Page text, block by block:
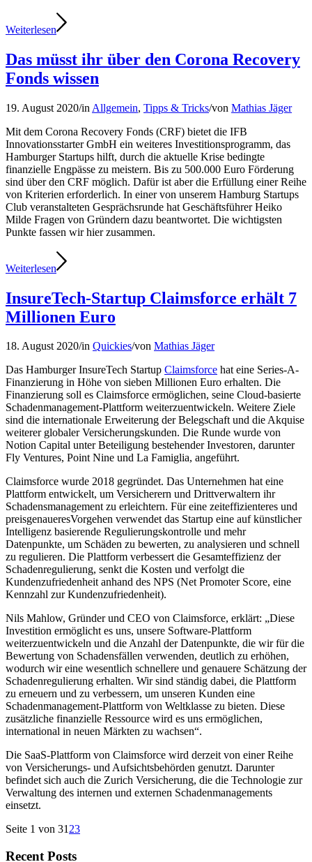
Weiterlesen
Das müsst ihr über den Corona Recovery
Fonds wissen
19. August 2020/in Allgemein, Tipps & Tricks/von Mathias Jäger
Mit dem Corona Recovery Fonds (CRF) bietet die IFB
Innovationsstarter GmbH ein weiteres Investitionsprogramm, das
Hamburger Startups hilft, durch die aktuelle Krise bedingte
finanzielle Engpässe zu meistern. Bis zu 500.000 Euro Förderung
sind über den CRF möglich. Dafür ist aber die Erfüllung einer Reihe
von Kriterien erforderlich. In einer von unserem Hamburg Startups
Club veranstalteten Gesprächsrunde hat Geschäftsführer Heiko
Milde Fragen von Gründern dazu beantwortet. Die wichtigsten
Punkte fassen wir hier zusammen.
Weiterlesen
InsureTech-Startup Claimsforce erhält 7
Millionen Euro
18. August 2020/in Quickies/von Mathias Jäger
Das Hamburger InsureTech Startup Claimsforce hat eine Series-A-
Finanzierung in Höhe von sieben Millionen Euro erhalten. Die
Finanzierung soll es Claimsforce ermöglichen, seine Cloud-basierte
Schadenmanagement-Plattform weiterzuentwickeln. Weitere Ziele
sind die internationale Erweiterung der Belegschaft und die Akquise
weiterer globaler Versicherungskunden. Die Runde wurde von
Notion Capital unter Beteiligung bestehender Investoren, darunter
Fly Ventures, Point Nine und La Famiglia, angeführt.
Claimsforce wurde 2018 gegründet. Das Unternehmen hat eine
Plattform entwickelt, um Versicherern und Drittverwaltern ihr
Schadensmanagement zu erleichtern. Für eine zeiteffizienteres und
preisgenaueresVorgehen verwendet das Startup eine auf künstlicher
Intelligenz basierende Regulierungskontrolle und mehr
Datenpunkte, um Schäden zu bewerten, zu analysieren und schnell
zu regulieren. Die Plattform verbessert die Gesamteffizienz der
Schadenregulierung, senkt die Kosten und verfolgt die
Kundenzufriedenheit anhand des NPS (Net Promoter Score, eine
Kennzahl zur Kundenzufriedenheit).
Nils Mahlow, Gründer und CEO von Claimsforce, erklärt: „Diese
Investition ermöglicht es uns, unsere Software-Plattform
weiterzuentwickeln und die Anzahl der Datenpunkte, die wir für die
Bewertung von Schadensfällen verwenden, deutlich zu erhöhen,
wodurch wir eine wesentlich schnellere und genauere Schätzung der
Schadenregulierung erhalten. Wir sind ständig dabei, die Plattform
zu erneuern und zu verbessern, um unseren Kunden eine
Schadenmanagement-Plattform von Weltklasse zu bieten. Diese
zusätzliche finanzielle Ressource wird es uns ermöglichen,
international in neuen Märkten zu wachsen“.
Die SaaS-Plattform von Claimsforce wird derzeit von einer Reihe
von Versicherungs- und Aufsichtsbehörden genutzt. Darunter
befindet sich auch die Zurich Versicherung, die die Technologie zur
Verwaltung des internen und externen Schadenmanagements
einsetzt.
Seite 1 von 3123
Recent Posts